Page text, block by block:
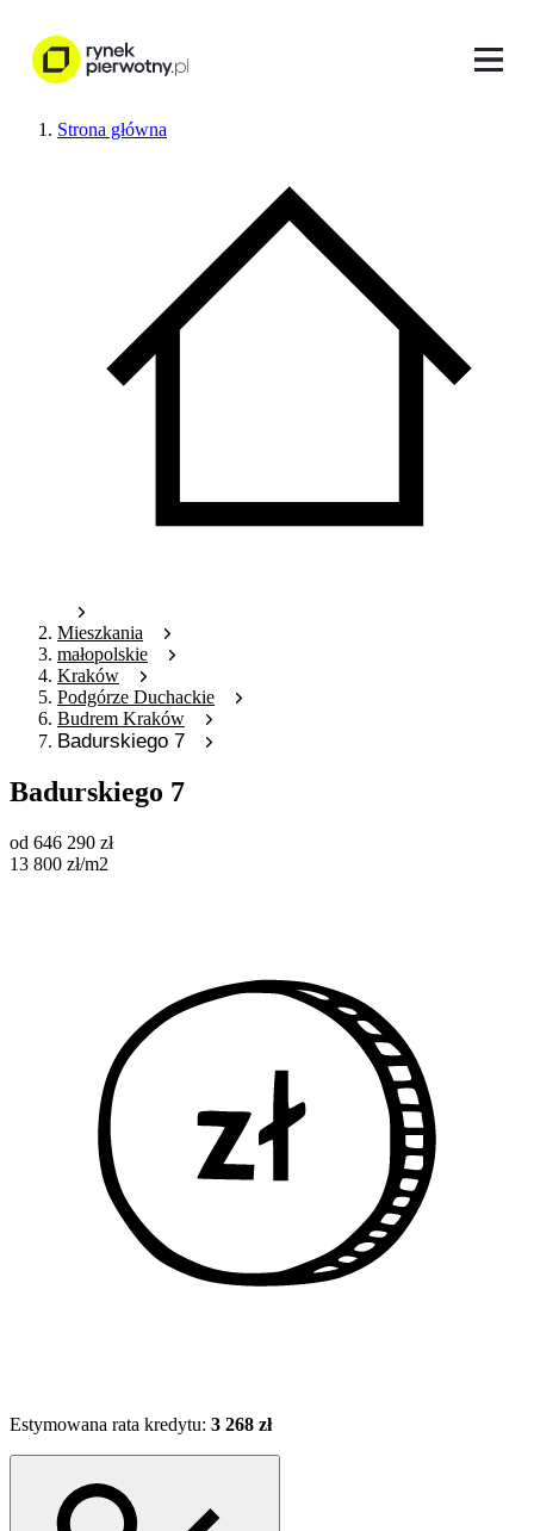
Strona główna
Mieszkania
małopolskie
Kraków
Podgórze Duchackie
Budrem Kraków
Badurskiego 7
Badurskiego 7
od 646 290 zł
13 800 zł/m2
Estymowana rata kredytu: 3 268 zł